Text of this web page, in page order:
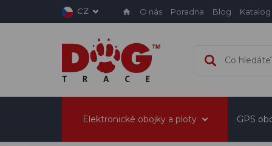
CZ O nás Poradna Blog Katalog
Elektronické obojky a ploty GPS